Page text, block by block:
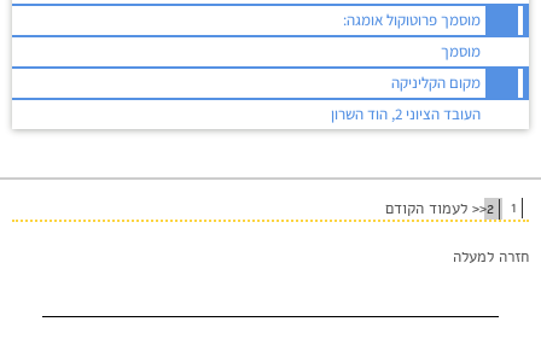
מוסמך פרוטוקול אומגה:
מוסמך
מקום הקליניקה
העובד הציוני 2, הוד השרון
לעמוד הקודם >> 1
2
חזרה למעלה